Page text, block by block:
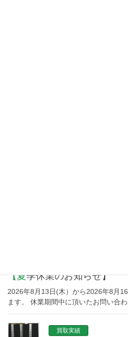
【夏季休業のお知らせ】
2026年8月13日(木）から2026年8月
ます。 休業期間中に頂いたお問い合
買取実績